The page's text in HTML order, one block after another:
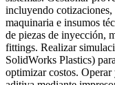
incluyendo
maquinaria e insumos
de piezas de inyección,
fittings. Realizar
SolidWorks Plastics)
optimizar costos.